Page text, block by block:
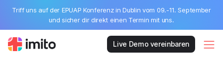
Triff uns auf der EPUAP Konferenz in Dublin vom 09.-11. September
und sicher dir direkt einen Termin mit uns.
Live Demo vereinbaren